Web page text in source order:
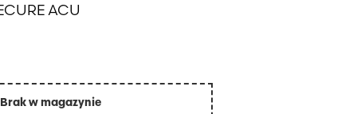
ACU
Brak w magazynie